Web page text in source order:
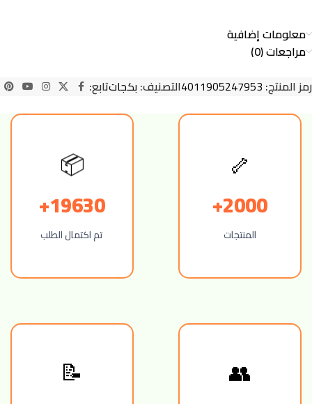
معلومات إضافية
مراجعات (0)
رمز المنتج: 4011905247953التصنيف: بكجاتتابع:
🦴
2000+
المنتجات
📦
19630+
تم اكتمال الطلب
👥
📝